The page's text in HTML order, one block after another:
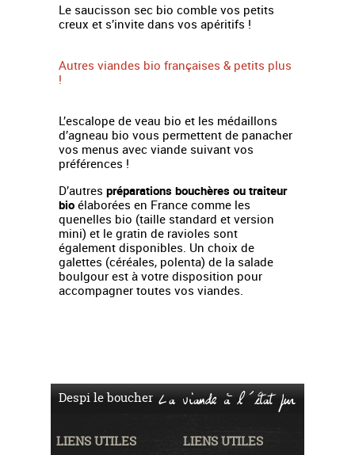
Le saucisson sec bio comble vos petits
creux et s’invite dans vos apéritifs !
Autres viandes bio françaises & petits plus
!
L’escalope de veau bio et les médaillons
d’agneau bio vous permettent de panacher
vos menus avec viande suivant vos
préférences !
D’autres préparations bouchères ou traiteur
bio élaborées en France comme les
quenelles bio (taille standard et version
mini) et le gratin de ravioles sont
également disponibles. Un choix de
galettes (céréales, polenta) de la salade
boulgour est à votre disposition pour
accompagner toutes vos viandes.
Despi le boucher La viande à l'état pur
LIENS UTILES LIENS UTILES